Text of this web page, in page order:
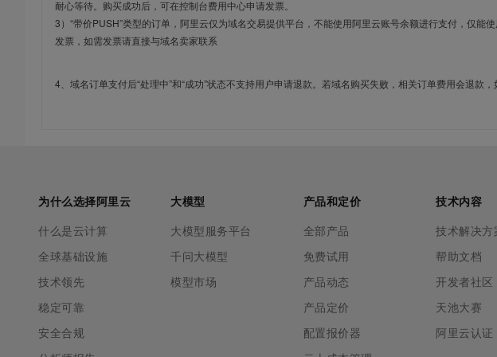
耐心等待。购买成功后，可在控制台费用中心申请发票。
3）“带价PUSH”类型的订单，阿里云仅为域名交易提供平台，不能使用阿里云账号余额进行支付，仅能
发票，如需发票请直接与域名卖家联系
4、域名订单支付后“处理中”和“成功”状态不支持用户申请退款。若域名购买失败，相关订单费用会退款，